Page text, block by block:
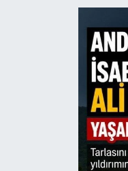
SİYASET